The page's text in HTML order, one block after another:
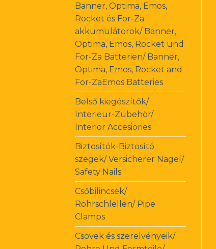
Banner, Optima, Emos,
Rocket és For-Za
akkumulátorok/ Banner,
Optima, Emos, Rocket und
For-Za Batterien/ Banner,
Optima, Emos, Rocket and
For-ZaEmos Batteries
Belső kiegészítők/
Interieur-Zubehör/
Interior Accesiories
Biztosítók-Biztosító
szegek/ Versicherer Nagel/
Safety Nails
Csőbilincsek/
Rohrschlellen/ Pipe
Clamps
Csövek és szerelvényeik/